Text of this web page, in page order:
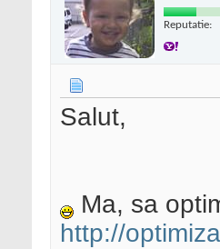
Reputatie:
Salut,
Ma, sa
http://